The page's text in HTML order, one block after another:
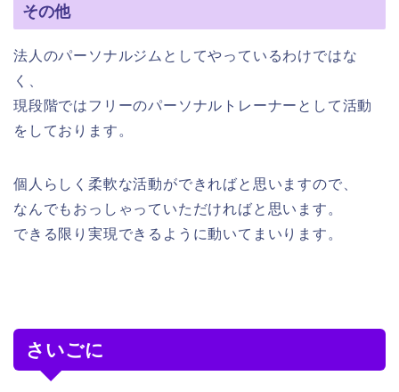
その他
法人のパーソナルジムとしてやっているわけではな
く、
現段階ではフリーのパーソナルトレーナーとして活動
をしております。
個人らしく柔軟な活動ができればと思いますので、
なんでもおっしゃっていただければと思います。
できる限り実現できるように動いてまいります。
さいごに